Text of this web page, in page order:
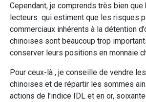
Cependant, je comprends très bien que
lecteurs qui estiment que les risques
commerciaux inhérents à la détention
chinoises sont beaucoup trop
conserver leurs positions en monnaie
Pour ceux-là , je conseille de vendre
chinoises et de répartir les sommes
actions de l’indice IDL et en or,